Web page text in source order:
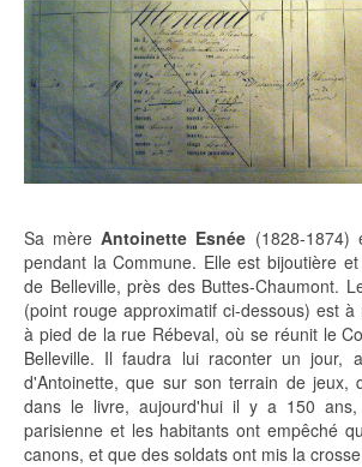
Sa mèreAntoinette Esnée (1828-1874)
pendant la Commune. Elle est bijoutière
de Belleville, près des Buttes-Chaumont.
(point rouge approximatif ci-dessous) est
à pied de la rue Rébeval, où se réunit le
Belleville. Il faudra lui raconter un jour,
d'Antoinette, que sur son terrain de jeux,
dans le livre, aujourd'hui il y a 150
parisienne et les habitants ont empêché
canons, et que des soldats ont mis la